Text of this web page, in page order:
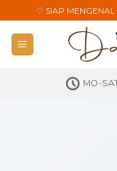
to
content
♡ SIAP
MO-